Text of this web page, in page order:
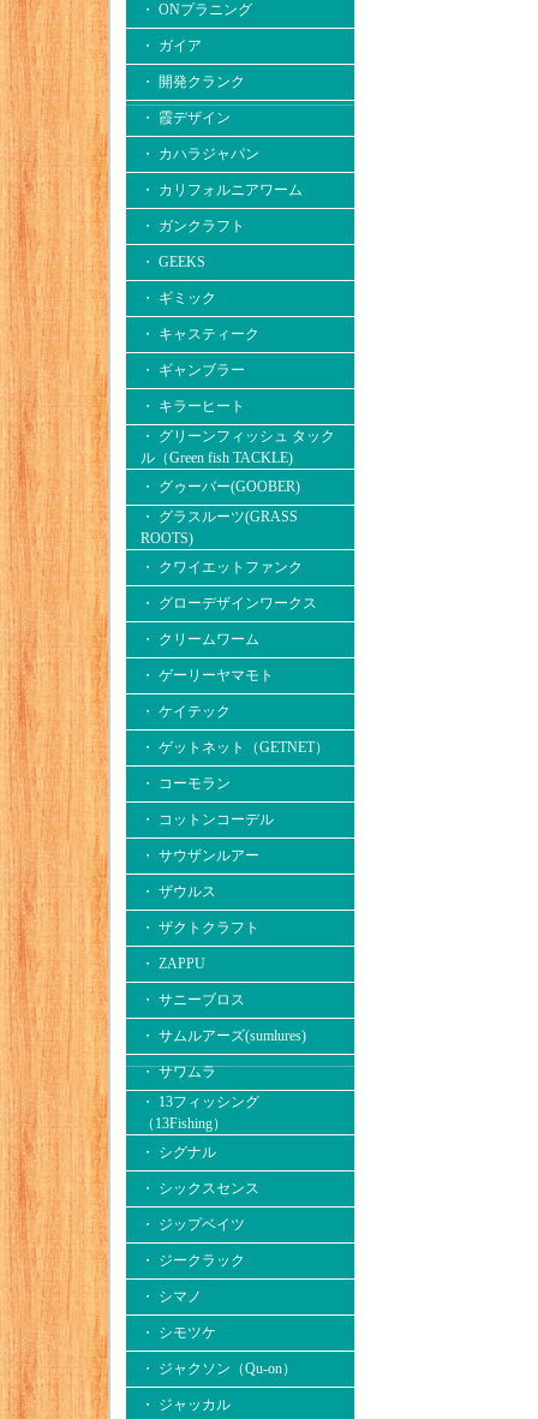
・ ONプラニング
・ ガイア
・ 開発クランク
・ 霞デザイン
・ カハラジャパン
・ カリフォルニアワーム
・ ガンクラフト
・ GEEKS
・ ギミック
・ キャスティーク
・ ギャンブラー
・ キラーヒート
・ グリーンフィッシュ タック
ル（Green fish TACKLE)
・ グゥーバー(GOOBER)
・ グラスルーツ(GRASS
ROOTS)
・ クワイエットファンク
・ グローデザインワークス
・ クリームワーム
・ ゲーリーヤマモト
・ ケイテック
・ ゲットネット（GETNET）
・ コーモラン
・ コットンコーデル
・ サウザンルアー
・ ザウルス
・ ザクトクラフト
・ ZAPPU
・ サニーブロス
・ サムルアーズ(sumlures)
・ サワムラ
・ 13フィッシング
（13Fishing）
・ シグナル
・ シックスセンス
・ ジップベイツ
・ ジークラック
・ シマノ
・ シモツケ
・ ジャクソン（Qu-on）
・ ジャッカル